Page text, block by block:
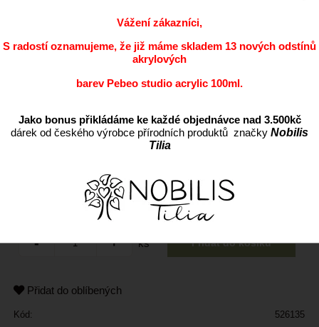
ks
Přidat do oblíbených
Kód: 526135
Vážení zákazníci,
S radostí oznamujeme, že již máme skladem 13 nových odstínů
akrylových
barev Pebeo studio acrylic 100ml.
Jako bonus přikládáme ke každé objednávce nad 3.500kč
dárek od českého výrobce přírodních produktů značky Nobilis
Tilia